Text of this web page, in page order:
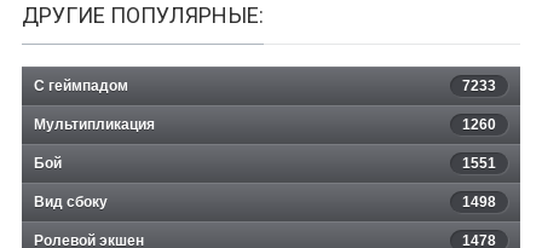
ДРУГИЕ ПОПУЛЯРНЫЕ:
С геймпадом 7233
Мультипликация 1260
Бой 1551
Вид сбоку 1498
Ролевой экшен 1478